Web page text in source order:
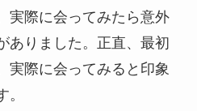
実際に会ってみたら意外
ありました。正直、最初
実際に会ってみると印象